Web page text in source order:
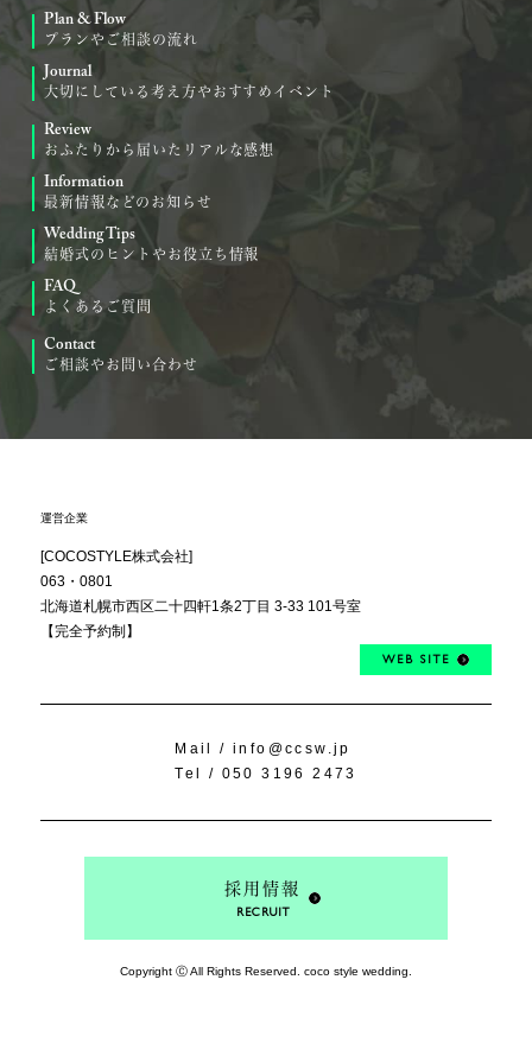
Plan & Flow
プランやご相談の流れ
Journal
大切にしている考え方やおすすめイベント
Review
おふたりから届いたリアルな感想
Information
最新情報などのお知らせ
Wedding Tips
結婚式のヒントやお役立ち情報
FAQ
よくあるご質問
Contact
ご相談やお問い合わせ
運営企業
[COCOSTYLE株式会社]
063・0801
北海道札幌市西区二十四軒1条2丁目 3-33 101号室
【完全予約制】
WEB SITE
Mail / info@ccsw.jp
Tel / 050 3196 2473
採用情報
RECRUIT
Copyright Ⓒ All Rights Reserved. coco style wedding.